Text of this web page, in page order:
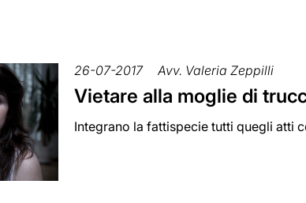
26-07-2017 Avv. Valeria Zeppilli
Vietare alla moglie di
Integrano la fattispecie tutti quegli atti